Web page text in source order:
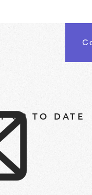
UP TO DATE